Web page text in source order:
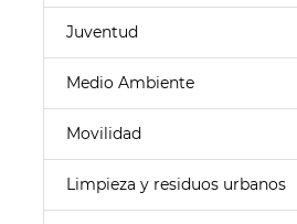
Juventud
Medio Ambiente
Movilidad
Limpieza y residuos urbanos